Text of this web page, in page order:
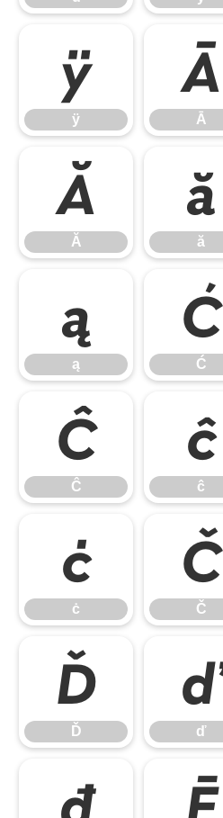
ÿ
ÿ
Ā
Ā
Ă
Ă
ă
ă
ą
ą
Ć
Ć
Ĉ
Ĉ
ĉ
ĉ
ċ
ċ
Č
Č
Ď
Ď
ď
ď